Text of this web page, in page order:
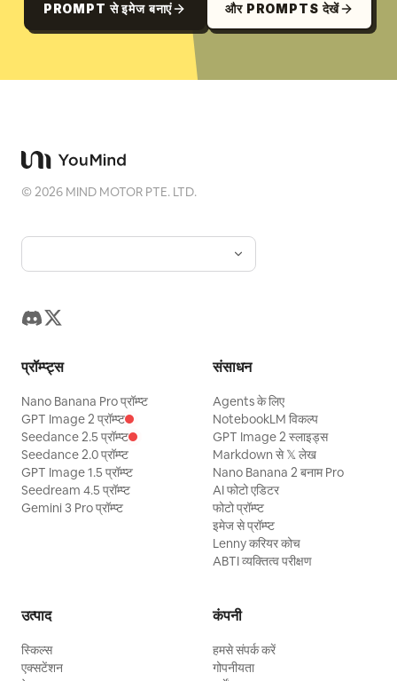
PROMPT से इमेज बनाएं और PROMPTS देखें
©2026 MIND MOTOR PTE. LTD.
प्रॉम्प्ट्स
Nano Banana Pro प्रॉम्प्ट
GPT Image 2 प्रॉम्प्ट
Seedance 2.5 प्रॉम्प्ट
Seedance 2.0 प्रॉम्प्ट
GPT Image 1.5 प्रॉम्प्ट
Seedream 4.5 प्रॉम्प्ट
Gemini 3 Pro प्रॉम्प्ट
संसाधन
Agents के लिए
NotebookLM विकल्प
GPT Image 2 स्लाइड्स
Markdown से 𝕏 लेख
Nano Banana 2 बनाम Pro
AI फोटो एडिटर
फोटो प्रॉम्प्ट
इमेज से प्रॉम्प्ट
Lenny करियर कोच
ABTI व्यक्तित्व परीक्षण
उत्पाद
स्किल्स
एक्सटेंशन
कंपनी
हमसे संपर्क करें
गोपनीयता